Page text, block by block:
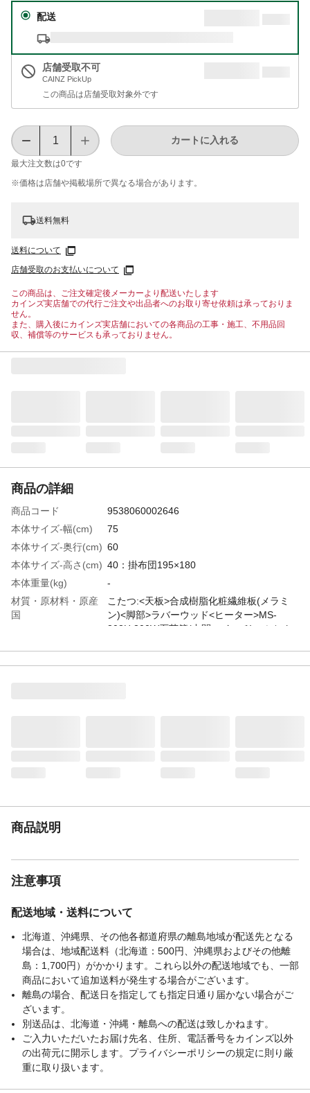
配送
店舗受取不可
CAINZ PickUp
この商品は店舗受取対象外です
最大注文数は0です
カートに入れる
※価格は​店舗や​掲載場所で​異なる​場合が​あります。
送料無料
送料について
店舗受取のお支払いについて
この商品は、ご注文確定後メーカーより配送いたします
カインズ実店舗での代行ご注文や出品者へのお取り寄せ依頼は承っておりま
せん。
また、購入後にカインズ実店舗においての各商品の工事・施工、不用品回
収、補償等のサービスも承っておりません。
商品の詳細
商品コード
9538060002646
本体サイズ-幅(cm)
75
本体サイズ-奥行(cm) 60
本体サイズ-高さ(cm) 40：掛布団195×180
本体重量(kg)
-
材質・原材料・原産
国
こたつ:<天板>合成樹脂化粧繊維板(メラミ
ン)<脚部>ラバーウッド<ヒーター>MS-
303H 300W石英管(中間スイッチ)、ふとん
明書をよくお読みください。
注意事項
る可能性がございます。■お手続きについ
て: 各個口には、それぞれ別々の追跡番号が
付与。ご注文履歴ページからご確認いただ
けます。■お受け取り時のご注意: 内容が異
なる可能性があるため、受取時にご確認く
ださい。梱包に異常があれば配送業者に連
絡してください。
JANコード
4934257313780
商品説明
注意事項
配送地域・送料について
北海道、沖縄県、その他各都道府県の離島地域が配送先となる
場合は、地域配送料（北海道：500円、沖縄県およびその他離
島：1,700円）がかかります。これら以外の配送地域でも、一部
商品において追加送料が発生する場合がございます。
離島の場合、配送日を指定しても指定日通り届かない場合がご
ざいます。
別送品は、北海道・沖縄・離島への配送は致しかねます。
ご入力いただいたお届け先名、住所、電話番号をカインズ以外
の出荷元に開示します。プライバシーポリシーの規定に則り厳
重に取り扱います。